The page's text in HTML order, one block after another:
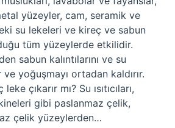
yüzeyler, cam, seramik ve
su lekeleri ve kireç ve sabun
tüm yüzeylerde etkilidir.
sabun kalıntılarını ve su
yoğuşmayı ortadan kaldırır.
çıkarır mı? Su ısıtıcıları,
gibi paslanmaz çelik,
çelik yüzeylerden…